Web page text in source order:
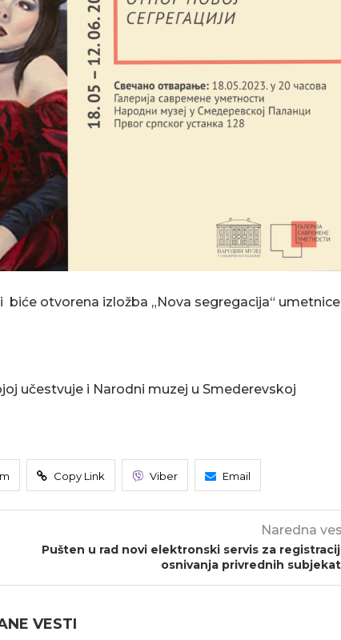
otvorena izložba „Nova segregacija“ umetnice
učestvuje i Narodni muzej u Smederevskoj
Copy Link Viber Email
Naredna
Pušten u rad novi elektronski servis za
osnivanja privrednih
VESTI